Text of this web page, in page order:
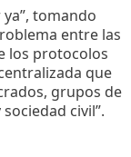
tomando
entre las
los protocolos
que
grupos de
civil”.